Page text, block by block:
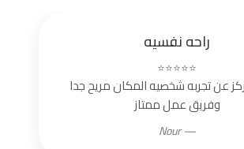
راحه نفسيه
⭐⭐⭐⭐⭐
عن تجربه شخصيه المكان مريح جدا
وفريق عمل ممتاز
— Nour